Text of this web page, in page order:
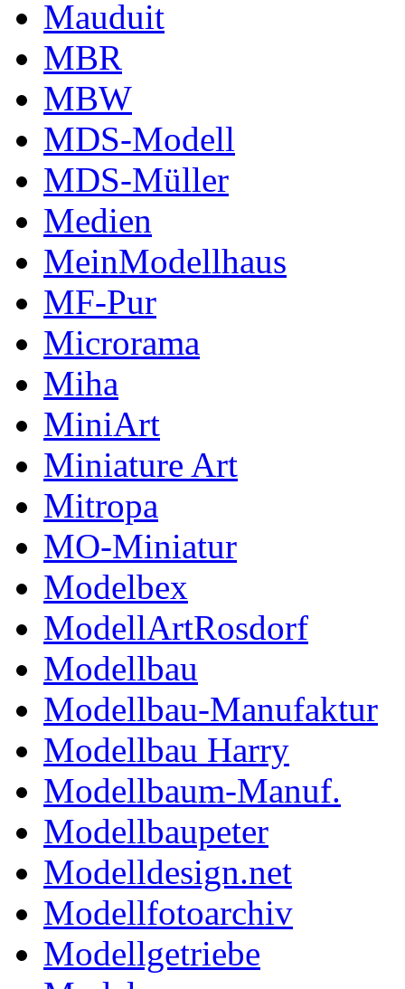
Mauduit
MBR
MBW
MDS-Modell
MDS-Müller
Medien
MeinModellhaus
MF-Pur
Microrama
Miha
MiniArt
Miniature Art
Mitropa
MO-Miniatur
Modelbex
ModellArtRosdorf
Modellbau
Modellbau-Manufaktur
Modellbau Harry
Modellbaum-Manuf.
Modellbaupeter
Modelldesign.net
Modellfotoarchiv
Modellgetriebe